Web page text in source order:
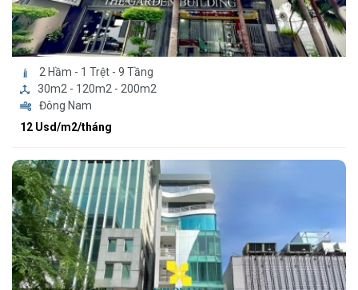
2 Hầm - 1 Trệt - 9 Tầng
30m2 - 120m2 - 200m2
Đông Nam
12 Usd/m2/tháng